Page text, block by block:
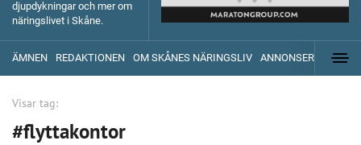
djupdykningar och mer om
näringslivet i Skåne.
ÄMNEN REDAKTIONEN OM SKÅNES NÄRINGSLIV ANNONSERA
Visar tag:
#flyttakontor